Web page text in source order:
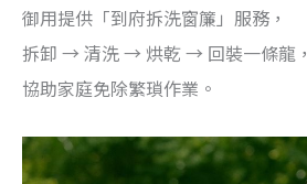
御用提供「到府拆洗窗簾」服務，
拆卸 → 清洗 → 烘乾 → 回裝一條龍，
協助家庭免除繁瑣作業。